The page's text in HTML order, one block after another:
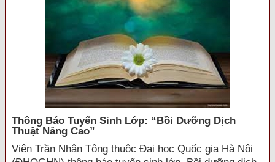
Thông Báo Tuyển Sinh Lớp: “bồi Dưỡng Dịch
Thuật Nâng Cao”
Viện Trần Nhân Tông thuộc Đại học Quốc gia Hà Nội